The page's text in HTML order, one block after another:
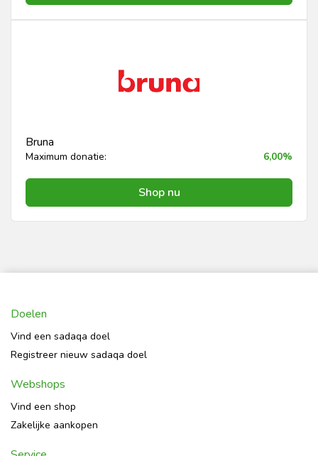
Bruna
Maximum donatie: 6,00%
Shop nu
Doelen
Vind een sadaqa doel
Registreer nieuw sadaqa doel
Webshops
Vind een shop
Zakelijke aankopen